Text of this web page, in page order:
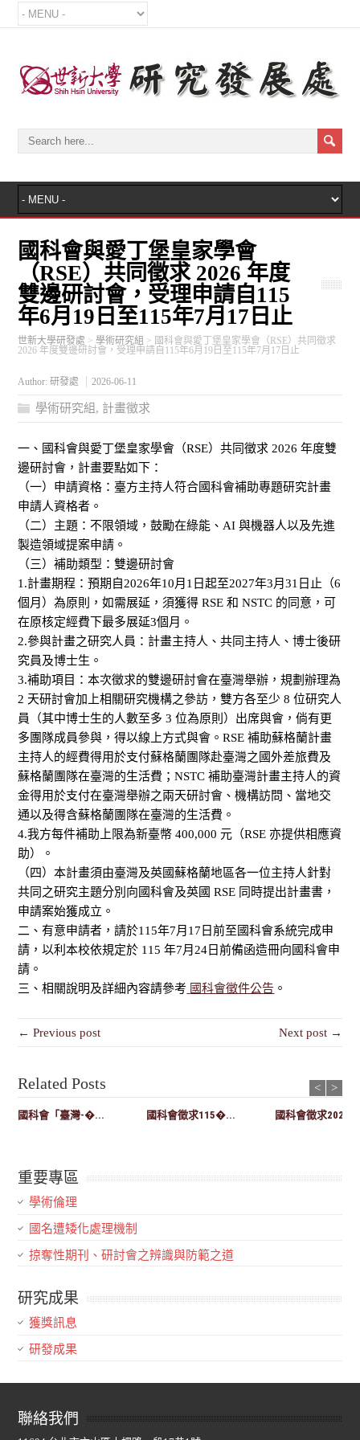
國科會與愛丁堡皇家學會
（RSE）共同徵求 2026 年度
雙邊研討會，受理申請自115
年6月19日至115年7月17日止
世新大學研發處 >學術研究組 > 國科會與愛丁堡皇家學會（RSE）共同徵求
2026 年度雙邊研討會，受理申請自115年6月19日至115年7月17日止
Author:研發處 2026-06-11
學術研究組, 計畫徵求
一、國科會與愛丁堡皇家學會（RSE）共同徵求 2026 年度雙
邊研討會，計畫要點如下：
（一）申請資格：臺方主持人符合國科會補助專題研究計畫
申請人資格者。
（二）主題：不限領域，鼓勵在綠能、AI 與機器人以及先進
製造領域提案申請。
（三）補助類型：雙邊研討會
1.計畫期程：預期自2026年10月1日起至2027年3月31日止（6
個月）為原則，如需展延，須獲得 RSE 和 NSTC 的同意，可
在原核定經費下最多展延3個月。
2.參與計畫之研究人員：計畫主持人、共同主持人、博士後研
究員及博士生。
3.補助項目：本次徵求的雙邊研討會在臺灣舉辦，規劃辦理為
2 天研討會加上相關研究機構之參訪，雙方各至少 8 位研究人
員（其中博士生的人數至多 3 位為原則）出席與會，倘有更
多團隊成員參與，得以線上方式與會。RSE 補助蘇格蘭計畫
主持人的經費得用於支付蘇格蘭團隊赴臺灣之國外差旅費及
蘇格蘭團隊在臺灣的生活費；NSTC 補助臺灣計畫主持人的資
金得用於支付在臺灣舉辦之兩天研討會、機構訪問、當地交
通以及得含蘇格蘭團隊在臺灣的生活費。
4.我方每件補助上限為新臺幣 400,000 元（RSE 亦提供相應資
助）。
（四）本計畫須由臺灣及英國蘇格蘭地區各一位主持人針對
共同之研究主題分別向國科會及英國 RSE 同時提出計畫書，
申請案始獲成立。
二、有意申請者，請於115年7月17日前至國科會系統完成申
請，以利本校依規定於 115 年7月24日前備函造冊向國科會申
請。
三、相關說明及詳細內容請參考 國科會徵件公告 。
← Previous post Next post →
Related Posts
國科會「臺灣-�... 國科會徵求115�... 國科會徵求2027-
< >
重要專區
學術倫理
國名遭矮化處理機制
掠奪性期刊、研討會之辨識與防範之道
研究成果
獲獎訊息
研發成果
聯絡我們